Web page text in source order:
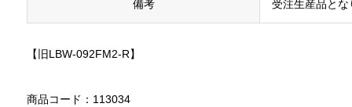
備考 受注生産品とな
【旧LBW-092FM2-R】
商品コード：113034